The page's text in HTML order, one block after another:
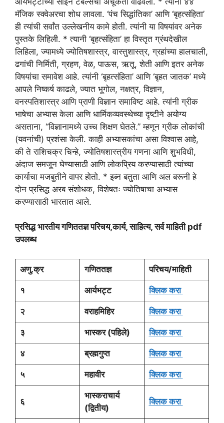
मॅजिक स्क्वेअरचा शोध लावला. ‘पंच सिद्धांतिका’ आणि ‘बृहत्संहिता’
ही त्यांची सर्वांत उल्लेखनीय कामे होती. त्यांनी या विषयांवर अनेक
पुस्तके लिहिली. * त्यानी ‘बृहत्संहिता’ हा विस्तृत ग्रंथदेखील
लिहिला, ज्यामध्ये ज्योतिषशास्त्र, वास्तुशास्त्र, ग्रहांच्या हालचाली,
ढगांची निर्मिती, ग्रहण, वेळ, पाऊस, ऋतू, शेती आणि इतर अनेक
विषयांचा समावेश आहे. त्यांनी ‘बृहत्संहिता’ आणि ‘बृहत जातक’ मध्ये
आपले निष्कर्ष काढले, ज्यात भूगोल, नक्षत्र, विज्ञान,
वनस्पतिशास्त्र आणि प्राणी विज्ञान समाविष्ट आहे. त्यांनी ग्रीक
भाषेचा अभ्यास केला आणि धार्मिकव्यवस्थेच्या दृष्टीने अयोग्य
असताना, “विज्ञानामध्ये उच्च शिक्षण घेतले.” म्हणून ग्रीक लोकांची
(यवनांची) प्रशंसा केली. काही अभ्यासकांचा असा विश्वास आहे,
की ते राशिचक्र चिन्हे, ज्योतिषशास्त्रीय गणना आणि शुभविधी,
अंदाज समजून घेण्यासाठी आणि लोकप्रिय करण्यासाठी त्यांच्या
कार्याचा मजबुतीने वापर होतो. * इब्न बतुता आणि अल बरूनी हे
दोन प्रसिद्ध अरब संशोधक, विशेषतः ज्योतिषाचा अभ्यास
करण्यासाठी भारतात आले.
प्रसिद्ध भारतीय गणिततज्ञ परिचय,कार्य, साहित्य, सर्व माहिती pdf
उपलब्ध
अणु.क्र गणिततज्ञ परिचय/माहिती
१ आर्यभट्ट क्लिक करा
२ वराहमिहिर क्लिक करा
३ भास्कर (पहिले) क्लिक करा
४ ब्रह्मगुप्त क्लिक करा
५ महावीर क्लिक करा
६
भास्कराचार्य
(द्वितीय)
क्लिक करा